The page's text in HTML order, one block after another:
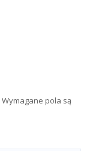
Wymagane pola są